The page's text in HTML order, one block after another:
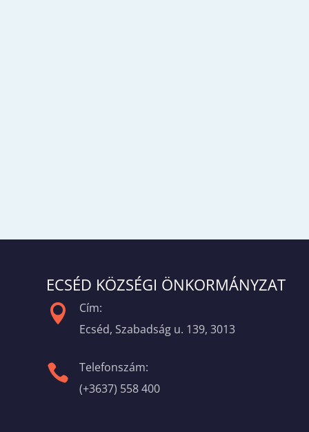
ECSÉD KÖZSÉGI ÖNKORMÁNYZAT

Cím:
Ecséd, Szabadság u. 139, 3013

Telefonszám:
(+3637) 558 400